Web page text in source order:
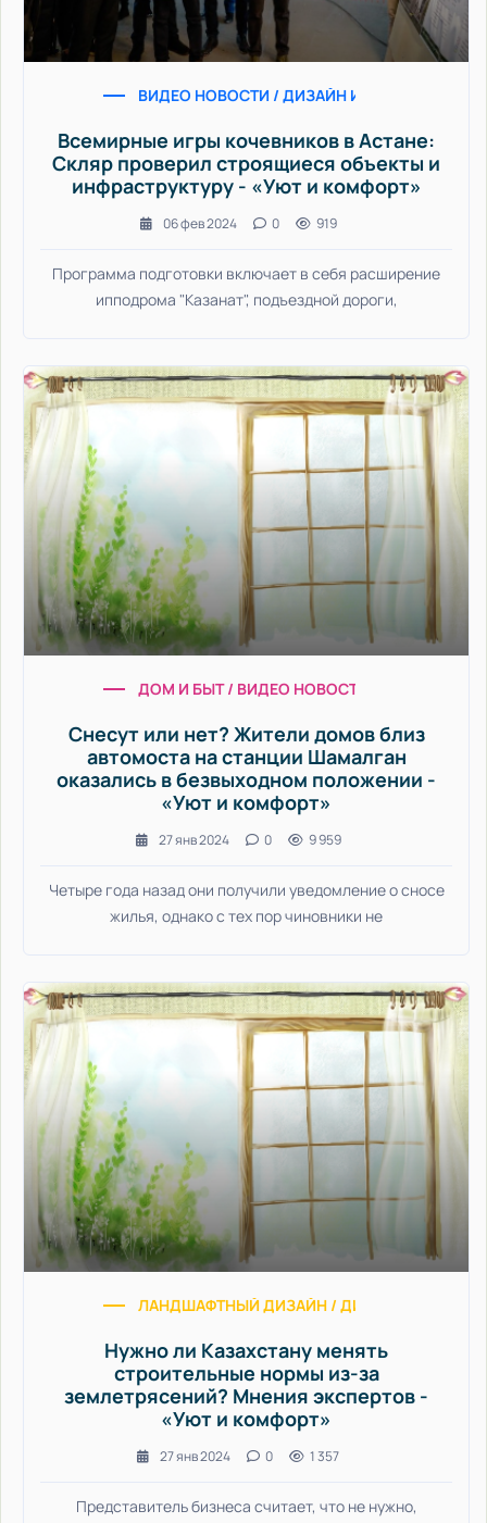
ВИДЕО НОВОСТИ / ДИЗАЙН ИНТЕРЬЕРА /
Всемирные игры кочевников в Астане:
Скляр проверил строящиеся объекты и
инфраструктуру - «Уют и комфорт»
06 фев 2024 0 919
Программа подготовки включает в себя расширение
ипподрома "Казанат", подъездной дороги,
ДОМ И БЫТ / ВИДЕО НОВОСТИ / ДИЗАЙН
Снесут или нет? Жители домов близ
автомоста на станции Шамалган
оказались в безвыходном положении -
«Уют и комфорт»
27 янв 2024 0 9 959
Четыре года назад они получили уведомление о сносе
жилья, однако с тех пор чиновники не
ЛАНДШАФТНЫЙ ДИЗАЙН / ДИЗАЙН
Нужно ли Казахстану менять
строительные нормы из-за
землетрясений? Мнения экспертов -
«Уют и комфорт»
27 янв 2024 0 1 357
Представитель бизнеса считает, что не нужно,